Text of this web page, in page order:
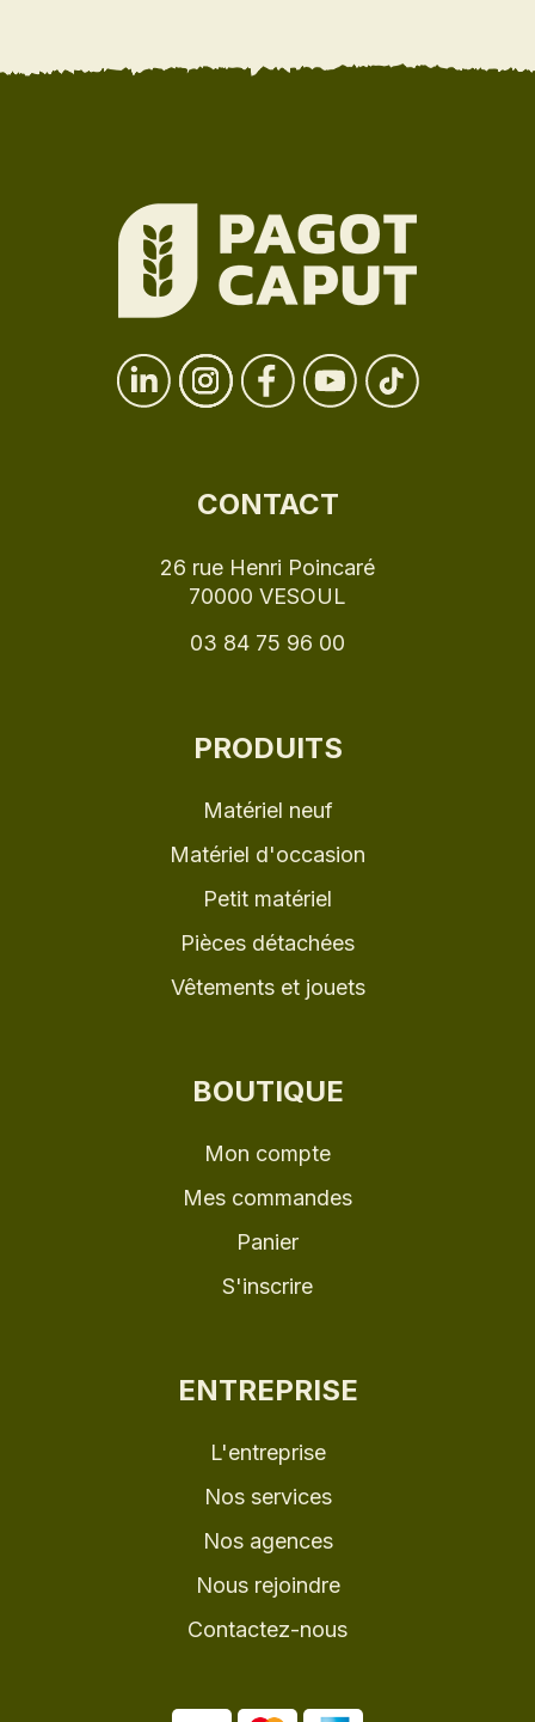
CONTACT
26 rue Henri Poincaré
70000 VESOUL
03 84 75 96 00
PRODUITS
Matériel neuf
Matériel d'occasion
Petit matériel
Pièces détachées
Vêtements et jouets
BOUTIQUE
Mon compte
Mes commandes
Panier
S'inscrire
ENTREPRISE
L'entreprise
Nos services
Nos agences
Nous rejoindre
Contactez-nous